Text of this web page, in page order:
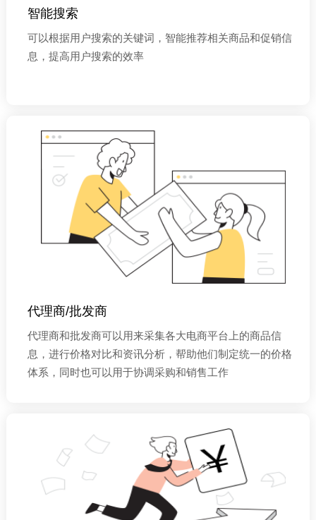
智能搜索
可以根据用户搜索的关键词，智能推荐相关商品和促销信
息，提高用户搜索的效率
代理商/批发商
代理商和批发商可以用来采集各大电商平台上的商品信
息，进行价格对比和资讯分析，帮助他们制定统一的价格
体系，同时也可以用于协调采购和销售工作